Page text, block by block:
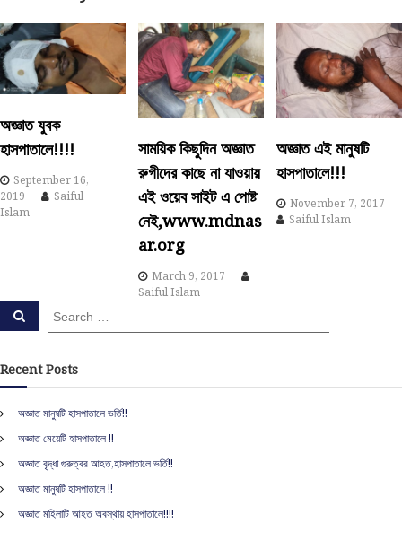
a
v
i
g
a
o
n
অজ্ঞাত যুবক
হাসপাতালে!!!!
September 16,
2019
Saiful
Islam
সাময়িক কিছুদিন অজ্ঞাত
রুগীদের কাছে না যাওয়ায়
এই ওয়েব সাইট এ পোষ্ট
নেই,www.mdnas
ar.org
March 9, 2017
Saiful Islam
অজ্ঞাত এই মানুষটি
হাসপাতালে!!!
November 7, 2017
Saiful Islam
e
r
c
f
o
r
S
h
Recent Posts
অজ্ঞাত মানুষটি হাসপাতালে ভর্তি!!
অজ্ঞাত মেয়েটি হাসপাতালে !!
অজ্ঞাত বৃদ্ধা গুরুত্বর আহত,হাসপাতালে ভর্তি!!
অজ্ঞাত মানুষটি হাসপাতালে !!
অজ্ঞাত মহিলাটি আহত অবস্থায় হাসপাতালে!!!!